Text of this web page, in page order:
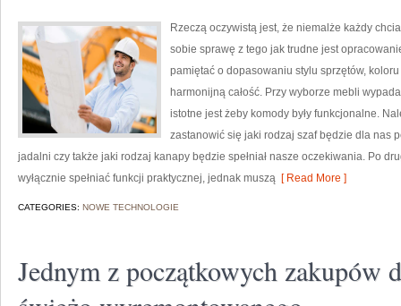
Rzeczą oczywistą jest, że niemalże każdy
sobie sprawę z tego jak trudne jest
pamiętać o dopasowaniu stylu sprzętów,
harmonijną całość. Przy wyborze mebli
istotne jest żeby komody były funkcjonalne.
zastanowić się jaki rodzaj szaf będzie dla nas
jadalni czy także jaki rodzaj kanapy będzie spełniał nasze oczekiwania. Po
wyłącznie spełniać funkcji praktycznej, jednak muszą [ Read More ]
CATEGORIES: NOWE TECHNOLOGIE
Jednym z początkowych zakupów